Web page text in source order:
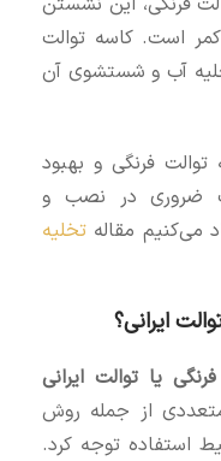
است. کاسه توالت
آب و شستشوی آن
فرنگی و بهبود
ضروری در نصب و
می‌کنیم مقاله تخلیه
ایرانی؟
یا توالت ایرانی
از جمله روش
استفاده توجه کرد.